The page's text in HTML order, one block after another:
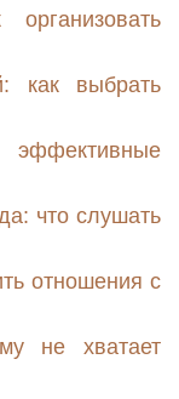
как выбрать
что слушать
отношения с
не хватает